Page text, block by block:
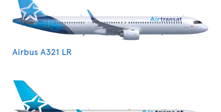
Airbus A321 LR